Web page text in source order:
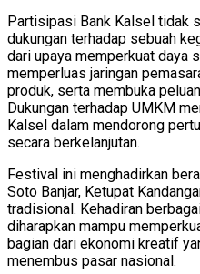
Partisipasi Bank Kalsel tidak
dukungan terhadap sebuah
dari upaya memperkuat daya
memperluas jaringan
produk, serta membuka
Dukungan terhadap UMKM
Kalsel dalam mendorong
secara berkelanjutan.
Festival ini menghadirkan
Soto Banjar, Ketupat
tradisional. Kehadiran
diharapkan mampu
bagian dari ekonomi kreatif
menembus pasar nasional.